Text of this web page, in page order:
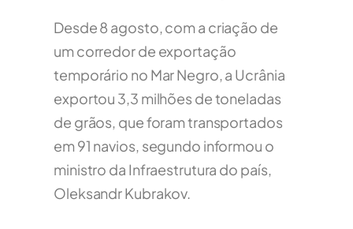
Desde 8 agosto, com a criação de
um corredor de exportação
temporário no Mar Negro, a Ucrânia
exportou 3,3 milhões de toneladas
de grãos, que foram transportados
em 91 navios, segundo informou o
ministro da Infraestrutura do país,
Oleksandr Kubrakov.